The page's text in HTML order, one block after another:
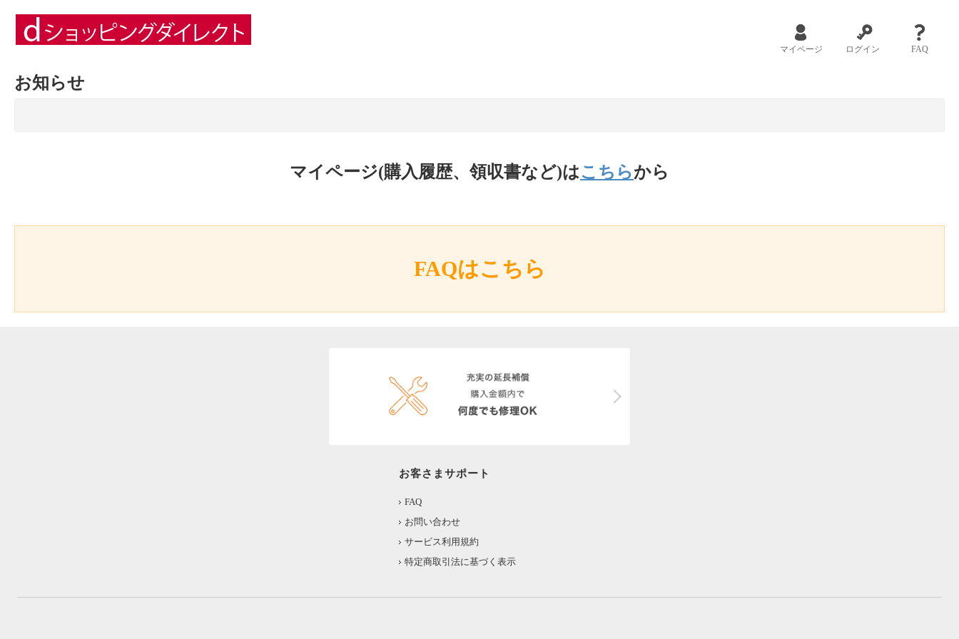
マイページ ログイン FAQ
お知らせ
マイページ(購入履歴、領収書など)はこちらから
FAQはこちら
お客さまサポート
FAQ
お問い合わせ
サービス利用規約
特定商取引法に基づく表示